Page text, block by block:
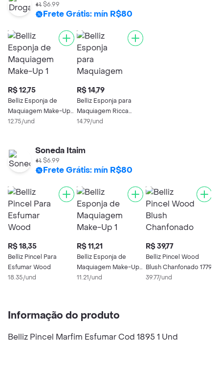
$6.99
Frete Grátis: mín R$80
R$ 12,75
Belliz Esponja de
Maquiagem Make-Up 1
unidade
12.75/und
R$ 14,79
Belliz Esponja para
Maquiagem Ricca
Perfect M
14.79/und
Soneda Itaim
$6.99
Frete Grátis: mín R$80
R$ 18,35
Belliz Pincel Para
Esfumar Wood
18.35/und
R$ 11,21
Belliz Esponja de
Maquiagem Make-Up 1
unidade
11.21/und
R$ 39,77
Belliz Pincel Wood
Blush Chanfonado 1779
39.77/und
Informação do produto
Belliz Pincel Marfim Esfumar Cod 1895 1 Und